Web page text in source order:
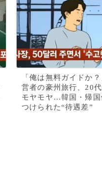
「俺は無料ガイドか
営者の豪州旅行、20
モヤモヤ…韓国・帰国
つけられた“待遇差”